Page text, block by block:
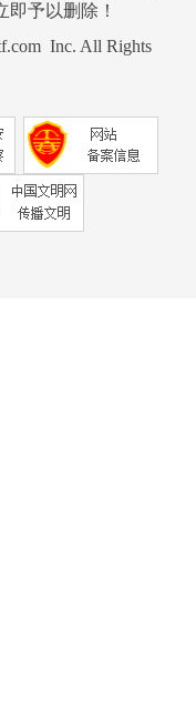
予以删除！
Inc. All Rights